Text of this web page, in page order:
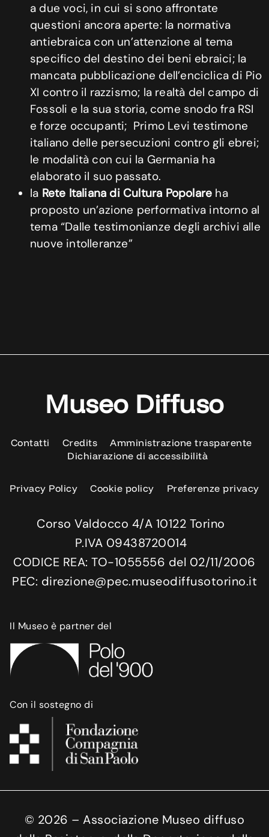
a due voci, in cui si sono affrontate
questioni ancora aperte: la normativa
antiebraica con un’attenzione al tema
specifico del destino dei beni ebraici; la
mancata pubblicazione dell’enciclica di Pio
XI contro il razzismo; la realtà del campo di
Fossoli e la sua storia, come snodo fra RSI
e forze occupanti; Primo Levi testimone
italiano delle persecuzioni contro gli ebrei;
le modalità con cui la Germania ha
elaborato il suo passato.
la Rete Italiana di Cultura Popolare ha
proposto un’azione performativa intorno al
tema “Dalle testimonianze degli archivi alle
nuove intolleranze”
Museo Diffuso
Contatti Credits
Amministrazione trasparente
Dichiarazione di accessibilità
Privacy Policy Cookie policy Preferenze privacy
Corso Valdocco 4/A 10122 Torino
P.IVA 09438720014
CODICE REA: TO-1055556 del 02/11/2006
PEC: direzione@pec.museodiffusotorino.it
Il Museo è partner del
Con il sostegno di
© 2026 – Associazione Museo diffuso